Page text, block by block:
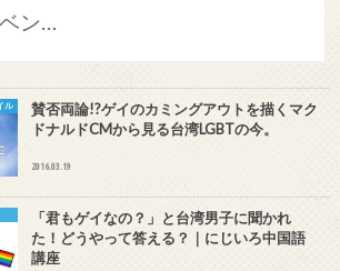
ン…
ル
賛否両論!?ゲイのカミングアウトを描くマク
ドナルドCMから見る台湾LGBTの今。
2016.03.19
「君もゲイなの？」と台湾男子に聞かれ
た！どうやって答える？｜にじいろ中国語
講座